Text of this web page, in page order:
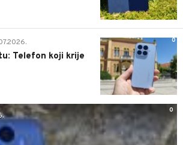
0
Telefon koji krije
0